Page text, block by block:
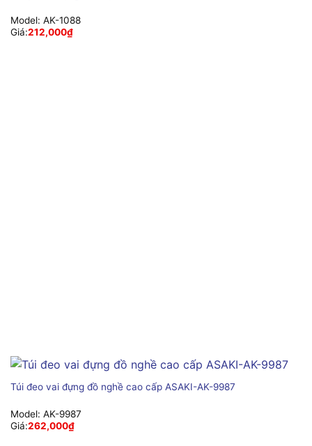
Model: AK-1088
Giá:212,000₫
Túi đeo vai đựng đồ nghề cao cấp ASAKI-AK-9987
Model: AK-9987
Giá:262,000₫